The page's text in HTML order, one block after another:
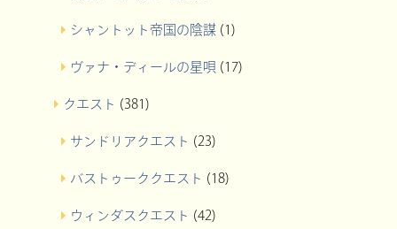
シャントット帝国の陰謀(1)
ヴァナ・ディールの星唄 (17)
クエスト (381)
サンドリアクエスト (23)
バストゥーククエスト (18)
ウィンダスクエスト (42)